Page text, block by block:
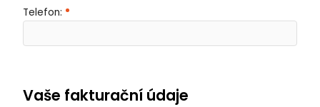
Telefon:
Vaše fakturační údaje